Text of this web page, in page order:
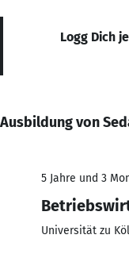
Logg Dich
Ausbildung von
5 Jahre und 3
Universität zu